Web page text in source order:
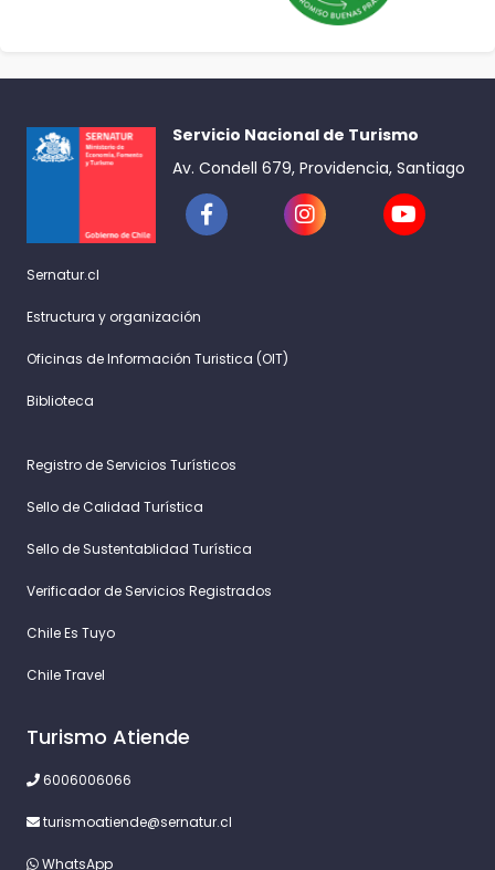
Servicio Nacional de Turismo
Av. Condell 679, Providencia, Santiago
Sernatur.cl
Estructura y organización
Oficinas de Información Turistica (OIT)
Biblioteca
Registro de Servicios Turísticos
Sello de Calidad Turística
Sello de Sustentablidad Turística
Verificador de Servicios Registrados
Chile Es Tuyo
Chile Travel
Turismo Atiende
6006006066
turismoatiende@sernatur.cl
WhatsApp